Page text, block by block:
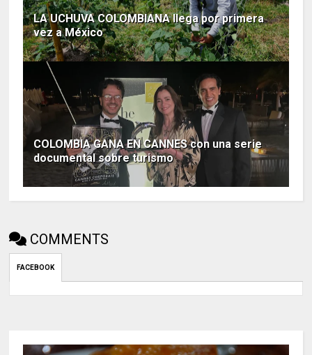
LA UCHUVA COLOMBIANA llega por primera
vez a México
COLOMBIA GANA EN CANNES con una serie
documental sobre turismo
COMMENTS
FACEBOOK